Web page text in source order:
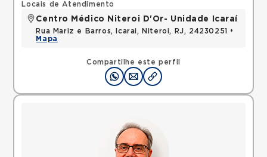
Compartilhe este perfil
Locais de Atendimento
Centro Médico Niteroi D'Or- Unidade Icaraí
Rua Mariz e Barros, Icarai, Niteroi, RJ, 24230251 •
Mapa